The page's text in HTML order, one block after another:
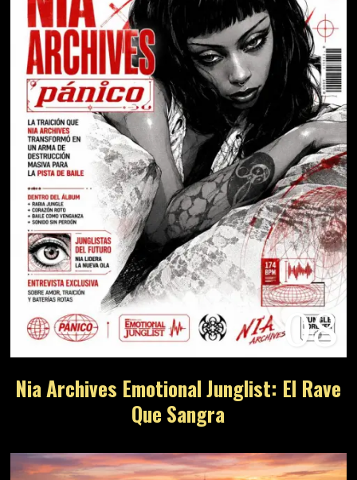
08
Nia Archives Emotional Junglist: El Rave
Que Sangra